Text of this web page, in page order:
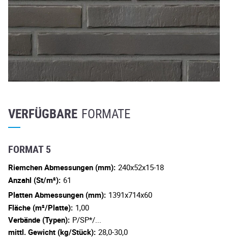
VERFÜGBARE FORMATE
FORMAT 5
Riemchen Abmessungen (mm): 240x52x15-18
Anzahl (St/m²): 61
Platten Abmessungen (mm): 1391x714x60
Fläche (m²/Platte): 1,00
Verbände (Typen): P/SP*/...
mittl. Gewicht (kg/Stück): 28,0-30,0